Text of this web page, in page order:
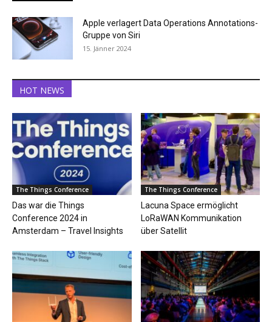
Apple verlagert Data Operations Annotations-
Gruppe von Siri
15. Jänner 2024
HOT NEWS
The Things Conference
Das war die Things
Conference 2024 in
Amsterdam – Travel Insights
The Things Conference
Lacuna Space ermöglicht
LoRaWAN Kommunikation
über Satellit